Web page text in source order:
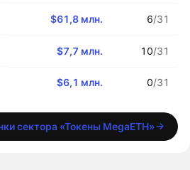
$61,8 млн. 6/31
$7,7 млн. 10/31
$6,1 млн. 0/31
сектора «Токены MegaETH»